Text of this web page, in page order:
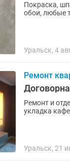
Покраска,
обои, любые
Уральск, 4
Ремонт
Ремонт и
укладка
Уральск, 21